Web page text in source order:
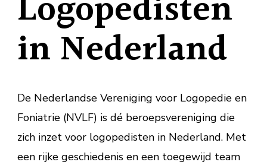
in Nederland
De Nederlandse Vereniging voor Logopedie en
Foniatrie (NVLF) is dé beroepsvereniging die
zich inzet voor logopedisten in Nederland. Met
een rijke geschiedenis en een toegewijd team